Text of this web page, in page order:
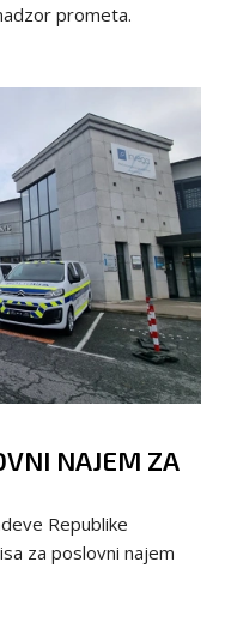
prometa.
NAJEM ZA
Republike
za poslovni najem